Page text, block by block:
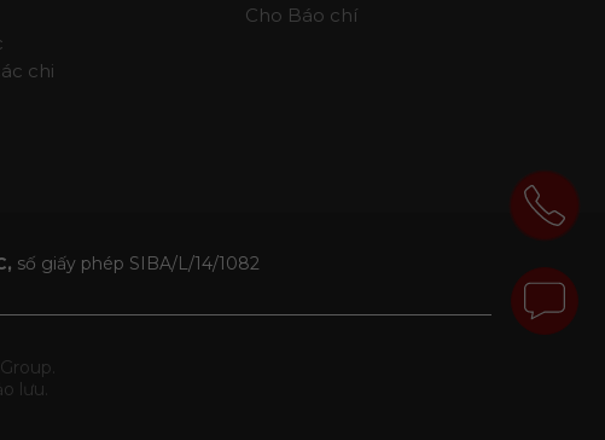
chi
Cho Báo chí
số giấy phép SIBA/L/14/1082
lưu.